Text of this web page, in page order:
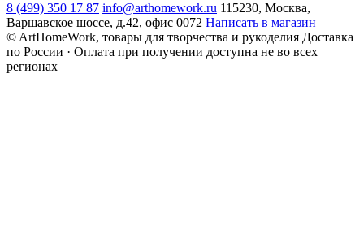
8 (499) 350 17 87 info@arthomework.ru 115230, Москва,
Варшавское шоссе, д.42, офис 0072 Написать в магазин
© ArtHomeWork, товары для творчества и рукоделия Доставка
по России · Оплата при получении доступна не во всех
регионах